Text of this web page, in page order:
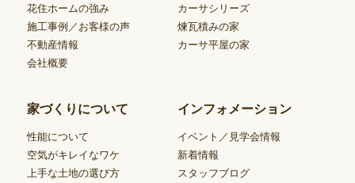
花住ホームの強み
施工事例／お客様の声
不動産情報
会社概要
カーサシリーズ
煉瓦積みの家
カーサ平屋の家
家づくりについて
性能について
空気がキレイなワケ
上手な土地の選び方
インフォメーション
イベント／見学会情報
新着情報
スタッフブログ